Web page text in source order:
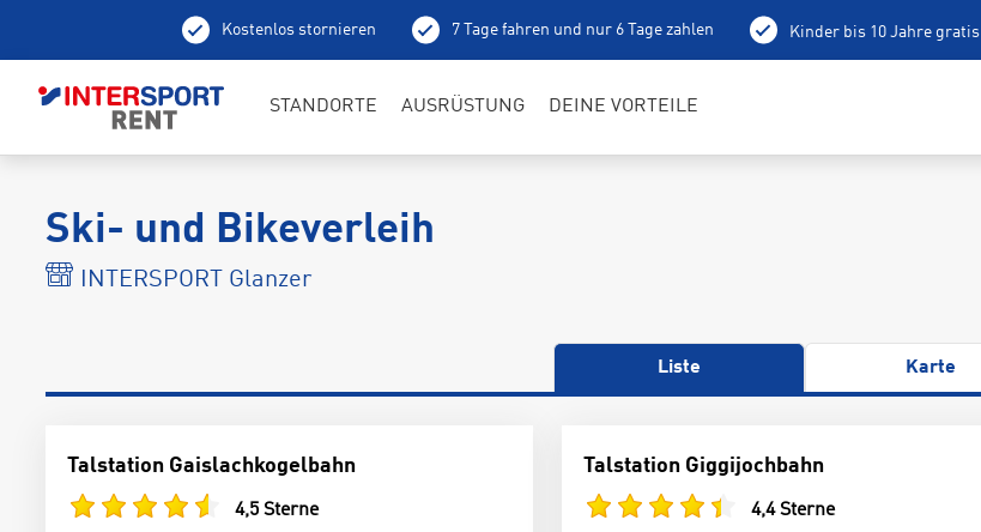
Kostenlos stornieren 7 Tage fahren und nur 6 Tage zahlen Kinder bis 10 Jahre gratis
STANDORTE AUSRÜSTUNG DEINE VORTEILE
Ski- und Bikeverleih
INTERSPORT Glanzer
Liste Karte
Talstation Gaislachkogelbahn
4,5 Sterne
Talstation Giggijochbahn
4,4 Sterne